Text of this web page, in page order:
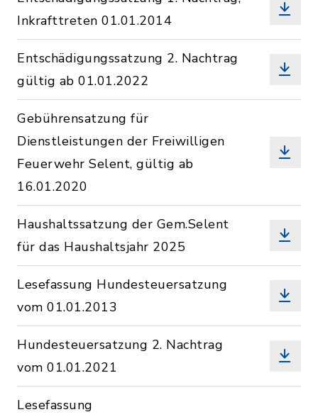
Inkrafttreten 01.01.2014
Entschädigungssatzung 2. Nachtrag
gültig ab 01.01.2022
Gebührensatzung für
Dienstleistungen der Freiwilligen
Feuerwehr Selent, gültig ab
16.01.2020
Haushaltssatzung der Gem.Selent
für das Haushaltsjahr 2025
Lesefassung Hundesteuersatzung
vom 01.01.2013
Hundesteuersatzung 2. Nachtrag
vom 01.01.2021
Lesefassung